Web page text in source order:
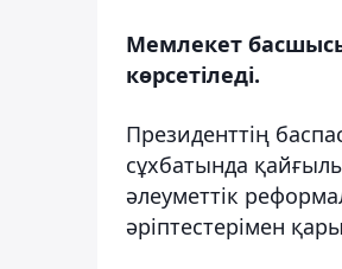
Мемлекет
көрсетіледі.
Президенттің
сұхбатында
әлеуметтік
әріптестерімен